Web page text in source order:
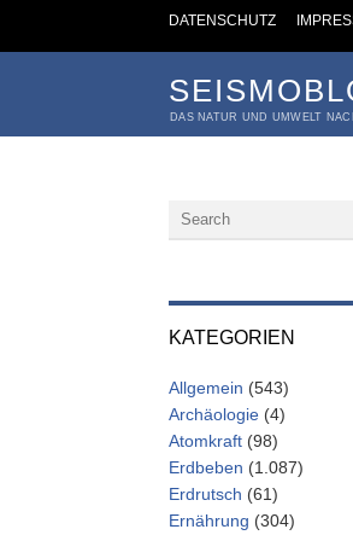
DATENSCHUTZ
DAS NATUR UND UMWELT
KATEGORIEN
Allgemein (543)
Archäologie (4)
Atomkraft (98)
Erdbeben (1.087)
Erdrutsch (61)
Ernährung (304)